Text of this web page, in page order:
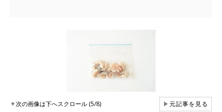
▼次の画像は下へスクロール (5/8) ▶元記事を見る